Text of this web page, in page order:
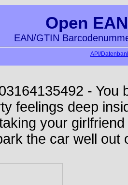
Open
EAN/GTIN
API/
- You
feelings deep
your
the car well out